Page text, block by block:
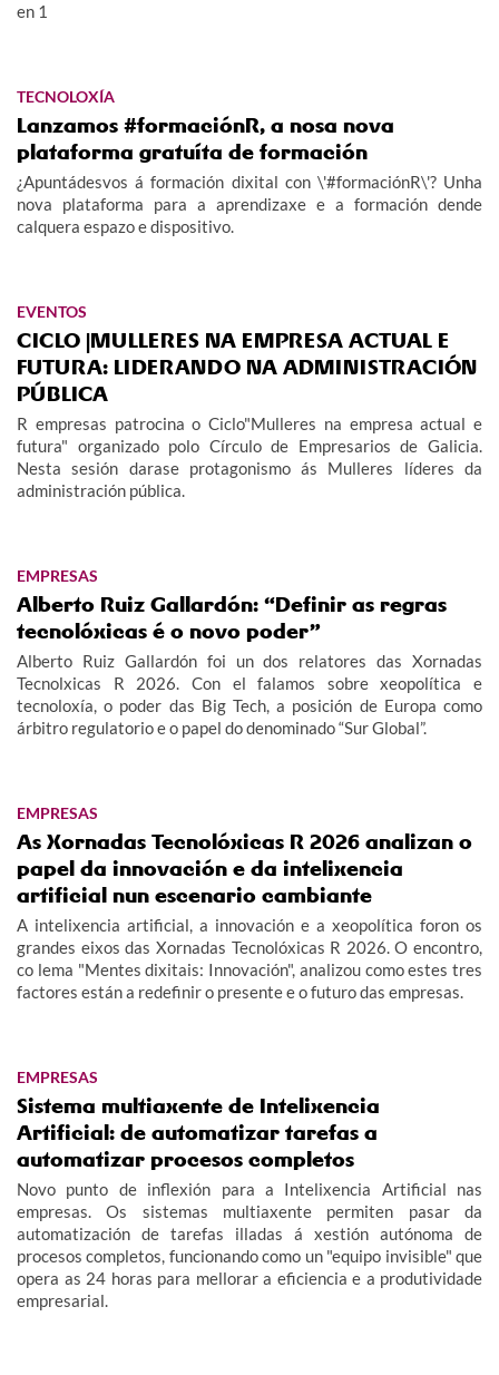
en 1
TECNOLOXÍA
Lanzamos #formaciónR, a nosa nova
plataforma gratuíta de formación
¿Apuntádesvos á formación dixital con \'#formaciónR\'? Unha
nova plataforma para a aprendizaxe e a formación dende
calquera espazo e dispositivo.
EVENTOS
CICLO |MULLERES NA EMPRESA ACTUAL E
FUTURA: LIDERANDO NA ADMINISTRACIÓN
PÚBLICA
R empresas patrocina o Ciclo"Mulleres na empresa actual e
futura" organizado polo Círculo de Empresarios de Galicia.
Nesta sesión darase protagonismo ás Mulleres líderes da
administración pública.
EMPRESAS
Alberto Ruiz Gallardón: “Definir as regras
tecnolóxicas é o novo poder”
Alberto Ruiz Gallardón foi un dos relatores das Xornadas
Tecnolxicas R 2026. Con el falamos sobre xeopolítica e
tecnoloxía, o poder das Big Tech, a posición de Europa como
árbitro regulatorio e o papel do denominado “Sur Global”.
EMPRESAS
As Xornadas Tecnolóxicas R 2026 analizan o
papel da innovación e da intelixencia
artificial nun escenario cambiante
A intelixencia artificial, a innovación e a xeopolítica foron os
grandes eixos das Xornadas Tecnolóxicas R 2026. O encontro,
co lema "Mentes dixitais: Innovación", analizou como estes tres
factores están a redefinir o presente e o futuro das empresas.
EMPRESAS
Sistema multiaxente de Intelixencia
Artificial: de automatizar tarefas a
automatizar procesos completos
Novo punto de inflexión para a Intelixencia Artificial nas
empresas. Os sistemas multiaxente permiten pasar da
automatización de tarefas illadas á xestión autónoma de
procesos completos, funcionando como un "equipo invisible" que
opera as 24 horas para mellorar a eficiencia e a produtividade
empresarial.